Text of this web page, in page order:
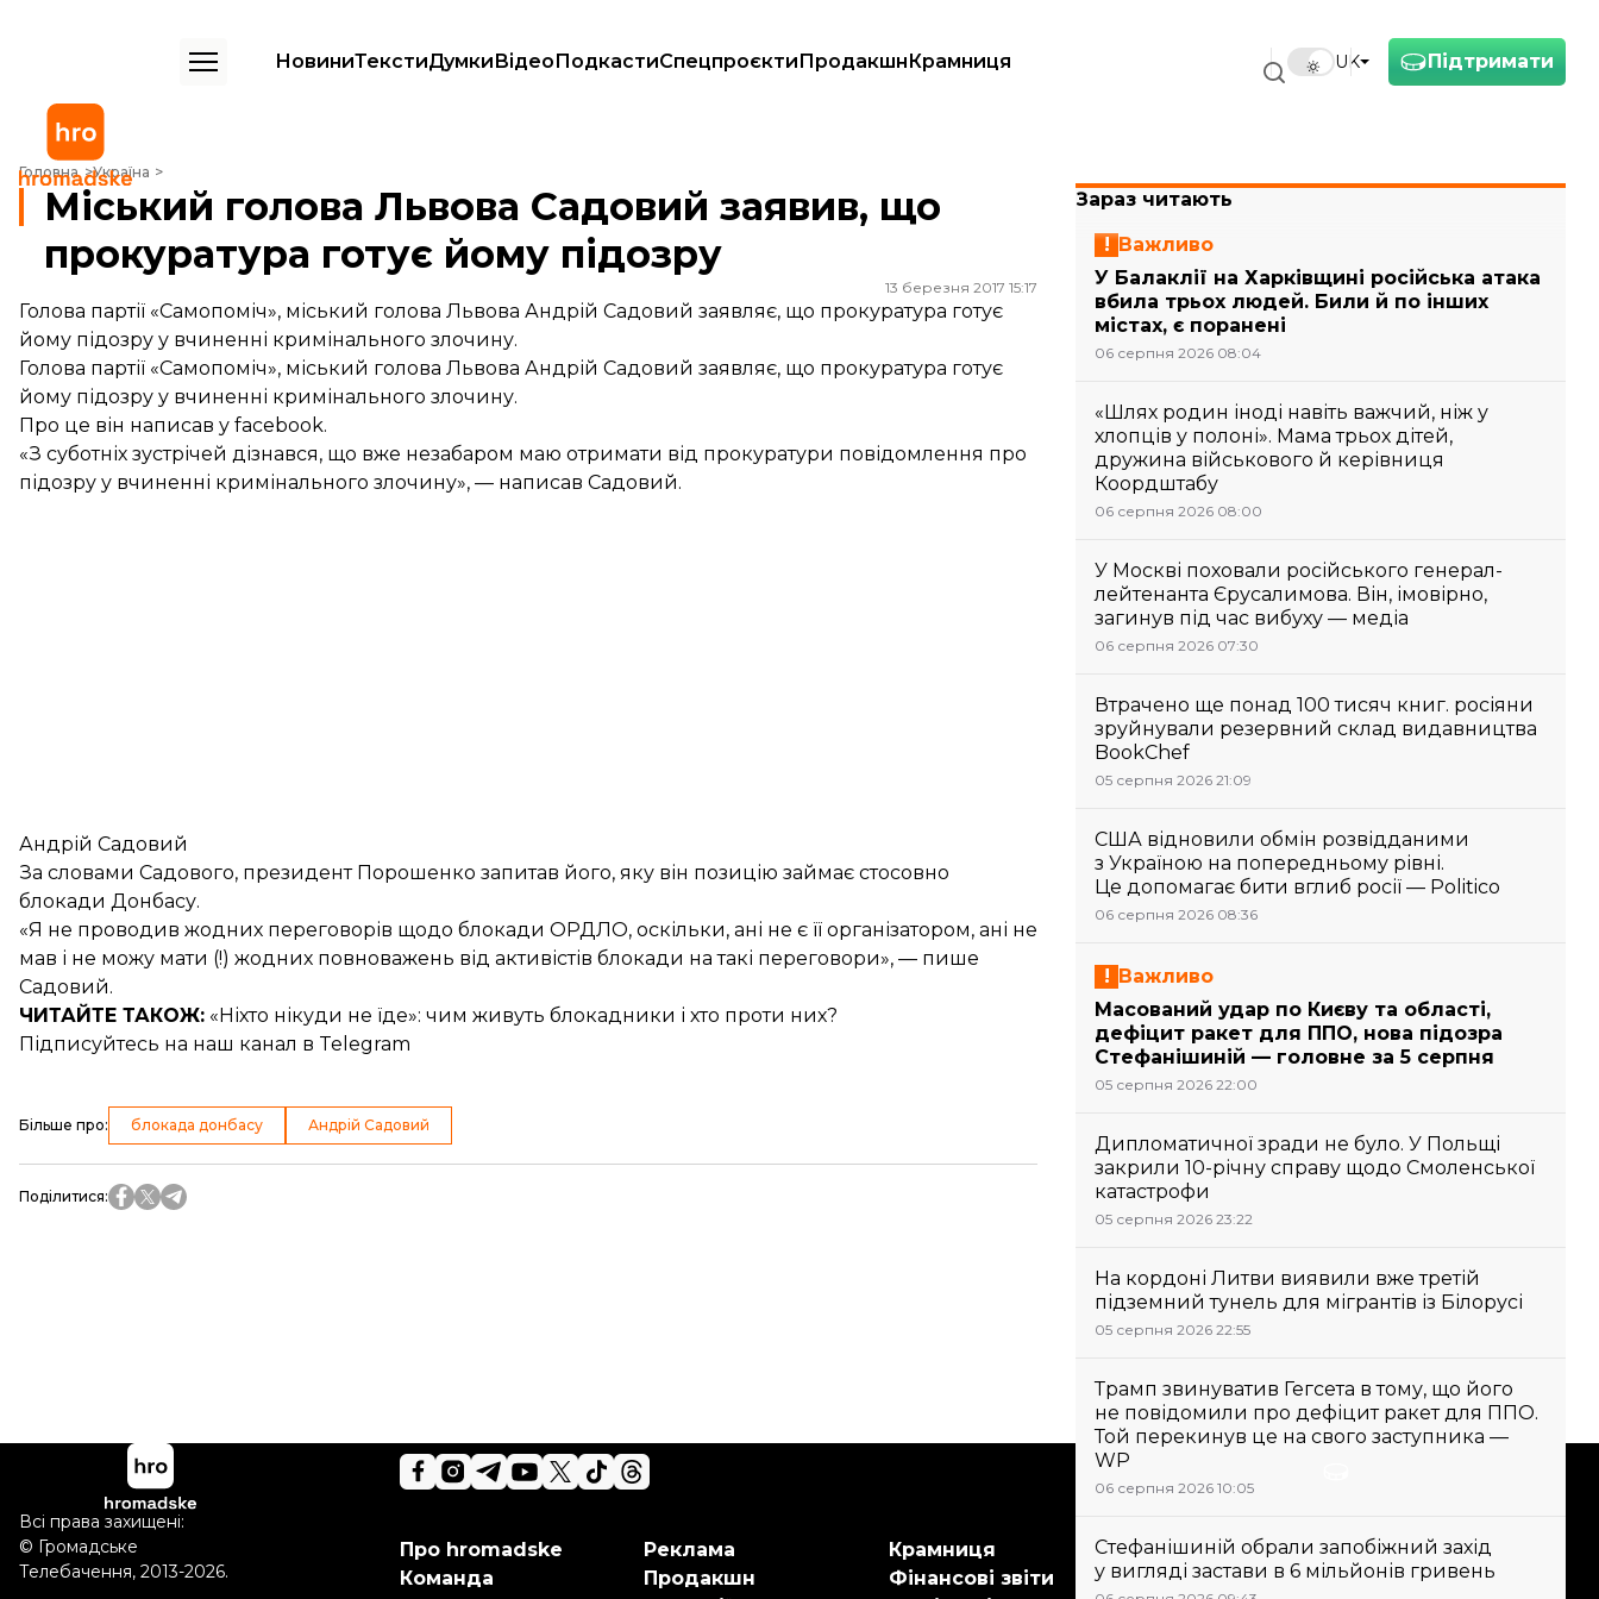
Підтримати
UK
НовиниТекстиДумкиВідеоПодкастиСпецпроєктиПродакшнКрамниця
Головна Україна
Міський голова Львова Садовий заявив, що прокуратура готує йому підозру
Міський голова Львова Садовий заявив, що
прокуратура готує йому підозру
13 березня 2017 15:17
Голова партії «Самопоміч», міський голова Львова Андрій Садовий заявляє, що прокуратура готує
йому підозру у вчиненні кримінального злочину.
Голова партії «Самопоміч», міський голова Львова Андрій Садовий заявляє, що прокуратура готує
йому підозру у вчиненні кримінального злочину.
Про це він написав у facebook.
«З суботніх зустрічей дізнався, що вже незабаром маю отримати від прокуратури повідомлення про
підозру у вчиненні кримінального злочину», — написав Садовий.
Андрій Садовий
За словами Садового, президент Порошенко запитав його, яку він позицію займає стосовно
блокади Донбасу.
«Я не проводив жодних переговорів щодо блокади ОРДЛО, оскільки, ані не є її організатором, ані не
мав і не можу мати (!) жодних повноважень від активістів блокади на такі переговори», — пише
Садовий.
ЧИТАЙТЕ ТАКОЖ: «Ніхто нікуди не їде»: чим живуть блокадники і хто проти них?
Підписуйтесь на наш канал в Telegram
Більше про: блокада донбасу Андрій Садовий
Поділитися:
Зараз читають
Важливо
У Балаклії на Харківщині російська атака
вбила трьох людей. Били й по інших
містах, є поранені
06 серпня 2026 08:04
«Шлях родин іноді навіть важчий, ніж у
хлопців у полоні». Мама трьох дітей,
дружина військового й керівниця
Коордштабу
06 серпня 2026 08:00
У Москві поховали російського генерал-
лейтенанта Єрусалимова. Він, імовірно,
загинув під час вибуху — медіа
06 серпня 2026 07:30
Втрачено ще понад 100 тисяч книг. росіяни
зруйнували резервний склад видавництва
BookChef
05 серпня 2026 21:09
США відновили обмін розвідданими
з Україною на попередньому рівні.
Це допомагає бити вглиб росії — Politico
06 серпня 2026 08:36
Важливо
Масований удар по Києву та області,
дефіцит ракет для ППО, нова підозра
Стефанішиній — головне за 5 серпня
05 серпня 2026 22:00
Дипломатичної зради не було. У Польщі
закрили 10-річну справу щодо Смоленської
катастрофи
05 серпня 2026 23:22
На кордоні Литви виявили вже третій
підземний тунель для мігрантів із Білорусі
05 серпня 2026 22:55
Трамп звинуватив Гегсета в тому, що його
не повідомили про дефіцит ракет для ППО.
Той перекинув це на свого заступника —
WP
06 серпня 2026 10:05
Стефанішиній обрали запобіжний захід
у вигляді застави в 6 мільйонів гривень
Підтримай hromadske.
Ми працюємо для тебе та
Про hromadske
Команда
Реклама
Продакшн
Крамниця
Фінансові звіти
Всі права захищені:
© Громадське
Телебачення, 2013-2026.